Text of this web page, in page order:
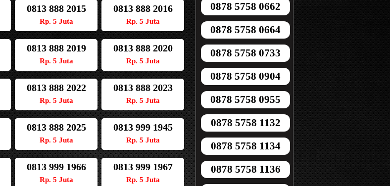
0813 888 2015
Rp. 5 Juta
0813 888 2016
Rp. 5 Juta
0813 888 2019
Rp. 5 Juta
0813 888 2020
Rp. 5 Juta
0813 888 2022
Rp. 5 Juta
0813 888 2023
Rp. 5 Juta
0813 888 2025
Rp. 5 Juta
0813 999 1945
Rp. 5 Juta
0813 999 1966
Rp. 5 Juta
0813 999 1967
Rp. 5 Juta
0878 5758 0662
0878 5758 0664
0878 5758 0733
0878 5758 0904
0878 5758 0955
0878 5758 1132
0878 5758 1134
0878 5758 1136